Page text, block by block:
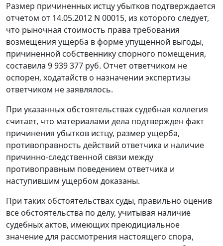
Размер причиненных истцу убытков подтверждается
отчетом от 14.05.2012 N 00015, из которого следует,
что рыночная стоимость права требования
возмещения ущерба в форме упущенной выгоды,
причиненной собственнику спорного помещения,
составила 9 939 377 руб. Отчет ответчиком не
оспорен, ходатайств о назначении экспертизы
ответчиком не заявлялось.
При указанных обстоятельствах судебная коллегия
считает, что материалами дела подтвержден факт
причинения убытков истцу, размер ущерба,
противоправность действий ответчика и наличие
причинно-следственной связи между
противоправным поведением ответчика и
наступившим ущербом доказаны.
При таких обстоятельствах суды, правильно оценив
все обстоятельства по делу, учитывая наличие
судебных актов, имеющих преюдициальное
значение для рассмотрения настоящего спора,